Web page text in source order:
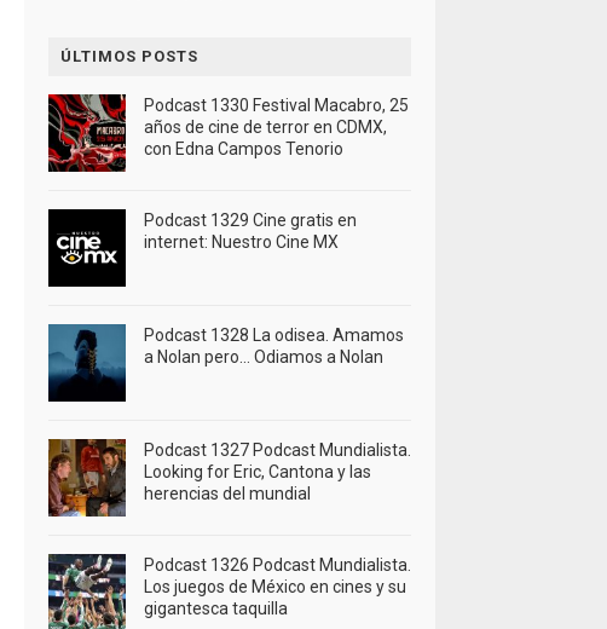
ÚLTIMOS POSTS
Podcast 1330 Festival Macabro, 25
años de cine de terror en CDMX,
con Edna Campos Tenorio
Podcast 1329 Cine gratis en
internet: Nuestro Cine MX
Podcast 1328 La odisea. Amamos
a Nolan pero… Odiamos a Nolan
Podcast 1327 Podcast Mundialista.
Looking for Eric, Cantona y las
herencias del mundial
Podcast 1326 Podcast Mundialista.
Los juegos de México en cines y su
gigantesca taquilla